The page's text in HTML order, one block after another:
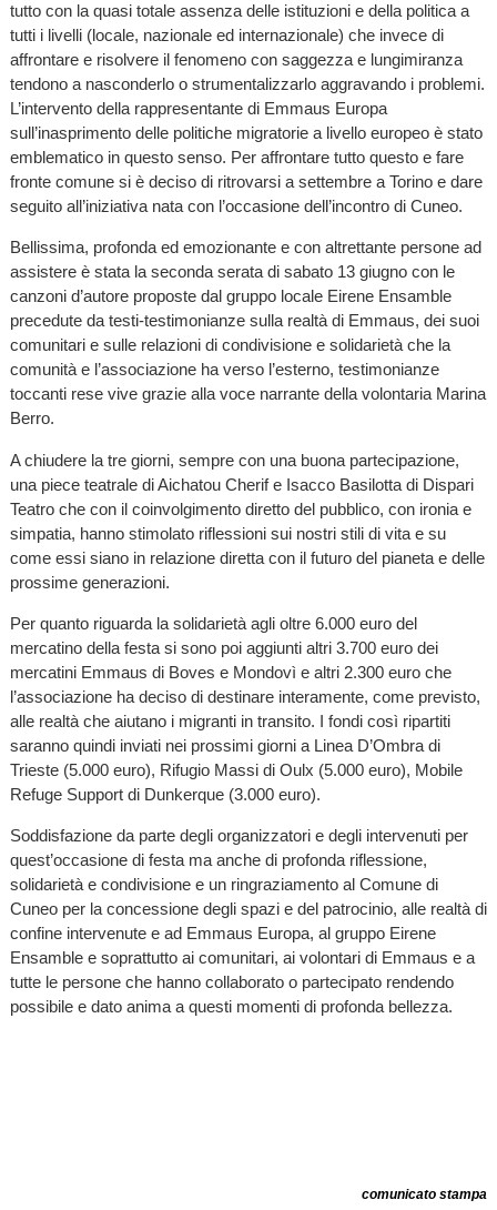
tutto con la quasi totale assenza delle istituzioni e della politica a
tutti i livelli (locale, nazionale ed internazionale) che invece di
affrontare e risolvere il fenomeno con saggezza e lungimiranza
tendono a nasconderlo o strumentalizzarlo aggravando i problemi.
L’intervento della rappresentante di Emmaus Europa
sull’inasprimento delle politiche migratorie a livello europeo è stato
emblematico in questo senso. Per affrontare tutto questo e fare
fronte comune si è deciso di ritrovarsi a settembre a Torino e dare
seguito all’iniziativa nata con l’occasione dell’incontro di Cuneo.
Bellissima, profonda ed emozionante e con altrettante persone ad
assistere è stata la seconda serata di sabato 13 giugno con le
canzoni d’autore proposte dal gruppo locale Eirene Ensamble
precedute da testi-testimonianze sulla realtà di Emmaus, dei suoi
comunitari e sulle relazioni di condivisione e solidarietà che la
comunità e l’associazione ha verso l’esterno, testimonianze
toccanti rese vive grazie alla voce narrante della volontaria Marina
Berro.
A chiudere la tre giorni, sempre con una buona partecipazione,
una piece teatrale di Aichatou Cherif e Isacco Basilotta di Dispari
Teatro che con il coinvolgimento diretto del pubblico, con ironia e
simpatia, hanno stimolato riflessioni sui nostri stili di vita e su
come essi siano in relazione diretta con il futuro del pianeta e delle
prossime generazioni.
Per quanto riguarda la solidarietà agli oltre 6.000 euro del
mercatino della festa si sono poi aggiunti altri 3.700 euro dei
mercatini Emmaus di Boves e Mondovì e altri 2.300 euro che
l’associazione ha deciso di destinare interamente, come previsto,
alle realtà che aiutano i migranti in transito. I fondi così ripartiti
saranno quindi inviati nei prossimi giorni a Linea D’Ombra di
Trieste (5.000 euro), Rifugio Massi di Oulx (5.000 euro), Mobile
Refuge Support di Dunkerque (3.000 euro).
Soddisfazione da parte degli organizzatori e degli intervenuti per
quest’occasione di festa ma anche di profonda riflessione,
solidarietà e condivisione e un ringraziamento al Comune di
Cuneo per la concessione degli spazi e del patrocinio, alle realtà di
confine intervenute e ad Emmaus Europa, al gruppo Eirene
Ensamble e soprattutto ai comunitari, ai volontari di Emmaus e a
tutte le persone che hanno collaborato o partecipato rendendo
possibile e dato anima a questi momenti di profonda bellezza.
comunicato stampa